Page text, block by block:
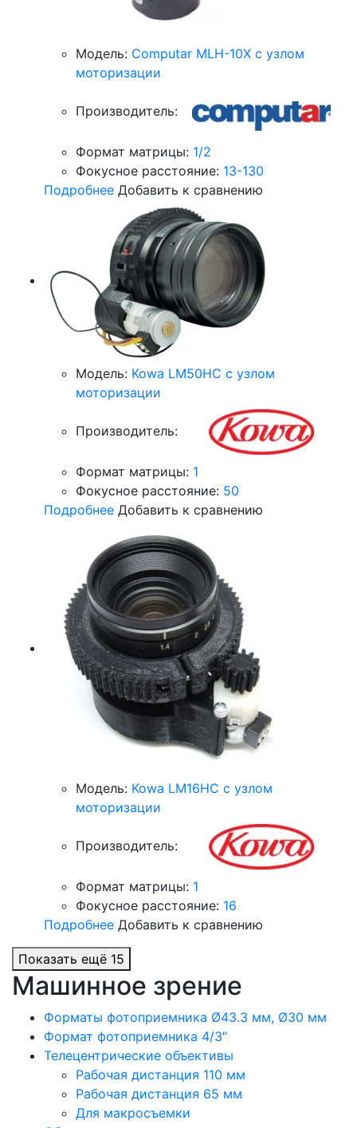
Модель: Computar MLH-10X с узлом
моторизации
Производитель:
Формат матрицы: 1/2
Фокусное расстояние: 13-130
Подробнее Добавить к сравнению
Модель: Kowa LM50HC с узлом
моторизации
Производитель:
Формат матрицы: 1
Фокусное расстояние: 50
Подробнее Добавить к сравнению
Модель: Kowa LM16HC с узлом
моторизации
Производитель:
Формат матрицы: 1
Фокусное расстояние: 16
Подробнее Добавить к сравнению
Показать ещё 15
Машинное зрение
Форматы фотоприемника Ø43.3 мм, Ø30 мм
Формат фотоприемника 4/3″
Телецентрические объективы
Рабочая дистанция 110 мм
Рабочая дистанция 65 мм
Для макросъемки